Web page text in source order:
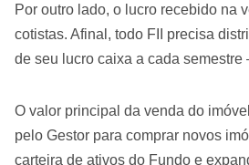
Por outro lado, o lucro recebido na
cotistas. Afinal, todo FII precisa
de seu lucro caixa a cada
O valor principal da venda do
pelo Gestor para comprar novos
carteira de ativos do Fundo e